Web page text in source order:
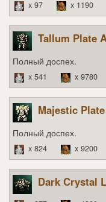
x 97 x 1190
Tallum Plate
Полный доспех.
x 541 x 9780
Majestic
Полный доспех.
x 824 x 9200
Dark Crystal